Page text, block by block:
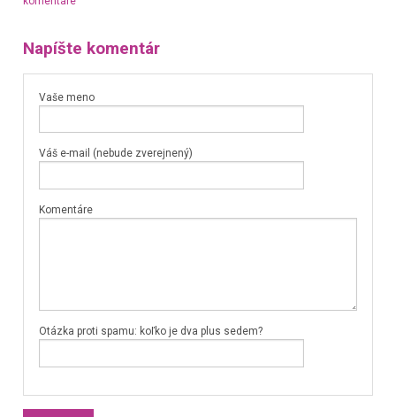
Napíšte komentár
Vaše meno
Váš e-mail (nebude zverejnený)
Komentáre
Otázka proti spamu: koľko je dva plus sedem?